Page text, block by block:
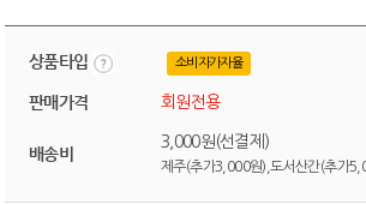
상품타입 소비자가자율
판매가격 회원전용
배송비
3,000원(선결제)
제주(추가3,000원),도서산간(추가